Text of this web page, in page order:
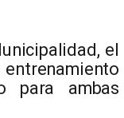
el
para ambas